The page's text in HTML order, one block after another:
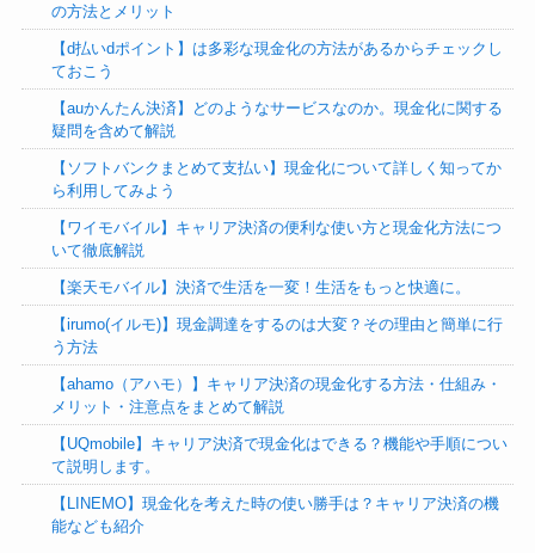
の方法とメリット
【d払いdポイント】は多彩な現金化の方法があるからチェックし
ておこう
【auかんたん決済】どのようなサービスなのか。現金化に関する
疑問を含めて解説
【ソフトバンクまとめて支払い】現金化について詳しく知ってか
ら利用してみよう
【ワイモバイル】キャリア決済の便利な使い方と現金化方法につ
いて徹底解説
【楽天モバイル】決済で生活を一変！生活をもっと快適に。
【irumo(イルモ)】現金調達をするのは大変？その理由と簡単に行
う方法
【ahamo（アハモ）】キャリア決済の現金化する方法・仕組み・
メリット・注意点をまとめて解説
【UQmobile】キャリア決済で現金化はできる？機能や手順につい
て説明します。
【LINEMO】現金化を考えた時の使い勝手は？キャリア決済の機
能なども紹介